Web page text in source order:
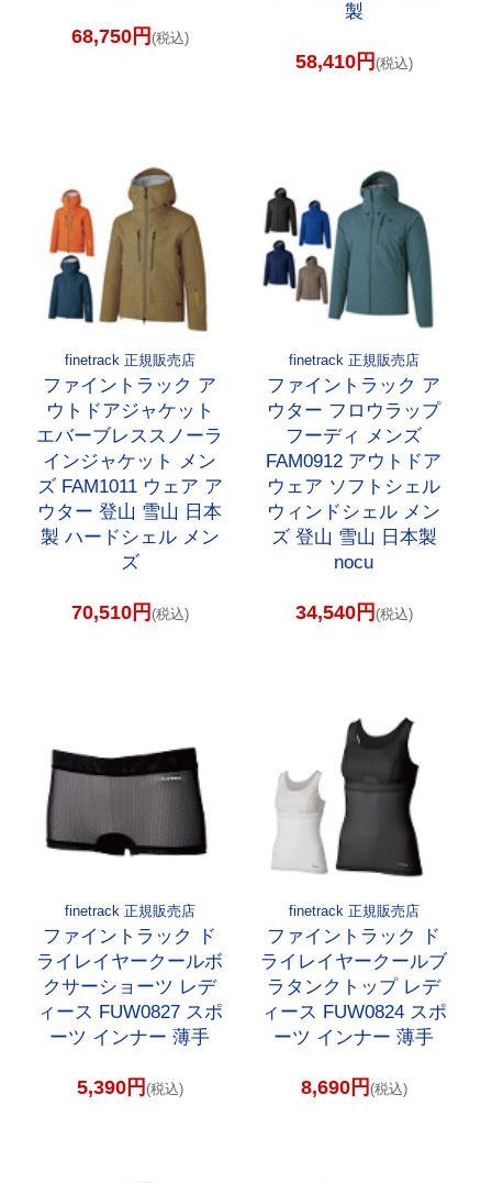
68,750円 (税込)
製
58,410円 (税込)
finetrack 正規販売店
ファイントラック ア
ウトドアジャケット
エバーブレススノーラ
インジャケット メン
ズ FAM1011 ウェア ア
ウター 登山 雪山 日本
製 ハードシェル メン
ズ
70,510円 (税込)
finetrack 正規販売店
ファイントラック ア
ウター フロウラップ
フーディ メンズ
FAM0912 アウトドア
ウェア ソフトシェル
ウィンドシェル メン
ズ 登山 雪山 日本製
nocu
34,540円 (税込)
finetrack 正規販売店
ファイントラック ド
ライレイヤークールボ
クサーショーツ レデ
ィース FUW0827 スポ
ーツ インナー 薄手
5,390円 (税込)
finetrack 正規販売店
ファイントラック ド
ライレイヤークールブ
ラタンクトップ レデ
ィース FUW0824 スポ
ーツ インナー 薄手
8,690円 (税込)